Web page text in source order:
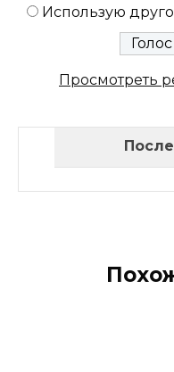
Использую
Просмотреть